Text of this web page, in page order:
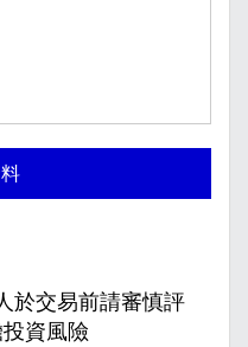
於交易前請審慎評
資風險